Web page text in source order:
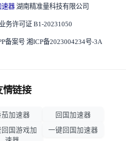
速器 湖南精准量科技有限公司
务许可证 B1-20231050
备案号 湘ICP备2023004234号-3A
情链接
茄加速器
回国加速器
国游戏加
一键回国加速器